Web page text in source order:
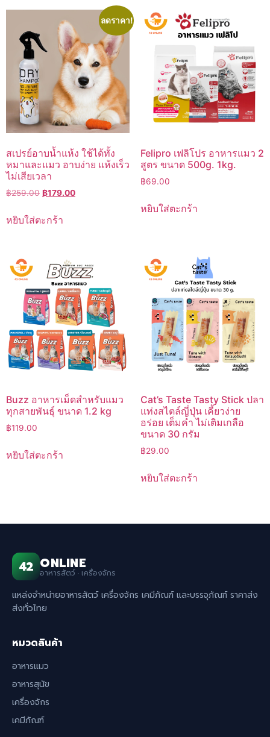
ลดราคา!
สเปรย์อาบน้ำแห้ง ใช้ได้ทั้ง
หมาและแมว อาบง่าย แห้งเร็ว
ไม่เสียเวลา
฿259.00 Original
was:
฿179.00Current
หยิบใส่ตะกร้า
Felipro เฟลิโปร อาหารแมว 2
สูตร ขนาด 500g. 1kg.
฿69.00
หยิบใส่ตะกร้า
Buzz อาหารเม็ดสำหรับแมว
ทุกสายพันธุ์ ขนาด 1.2 kg
฿119.00
หยิบใส่ตะกร้า
Cat’s Taste Tasty Stick ปลา
แท่งสไตล์ญี่ปุ่น เคี้ยวง่าย
อร่อย เต็มคำ ไม่เติมเกลือ
ขนาด 30 กรัม
฿29.00
หยิบใส่ตะกร้า
42 ONLINE
อาหารสัตว์ · เครื่องจักร
แหล่งจำหน่ายอาหารสัตว์ เครื่องจักร เคมีภัณฑ์ และบรรจุภัณฑ์ ราคาส่ง
ส่งทั่วไทย
หมวดสินค้า
อาหารแมว
อาหารสุนัข
เครื่องจักร
เคมีภัณฑ์